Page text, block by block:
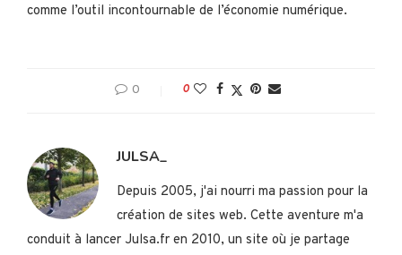
comme l’outil incontournable de l’économie numérique.
0 0
JULSA_
Depuis 2005, j'ai nourri ma passion pour la
création de sites web. Cette aventure m'a
conduit à lancer Julsa.fr en 2010, un site où je partage